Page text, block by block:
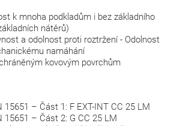
k mnoha podkladům i bez základního
nátěrů)
a odolnost proti roztržení - Odolnost
namáhání
kovovým povrchům
15651 – Část 1: F EXT-INT CC 25 LM
15651 – Část 2: G CC 25 LM